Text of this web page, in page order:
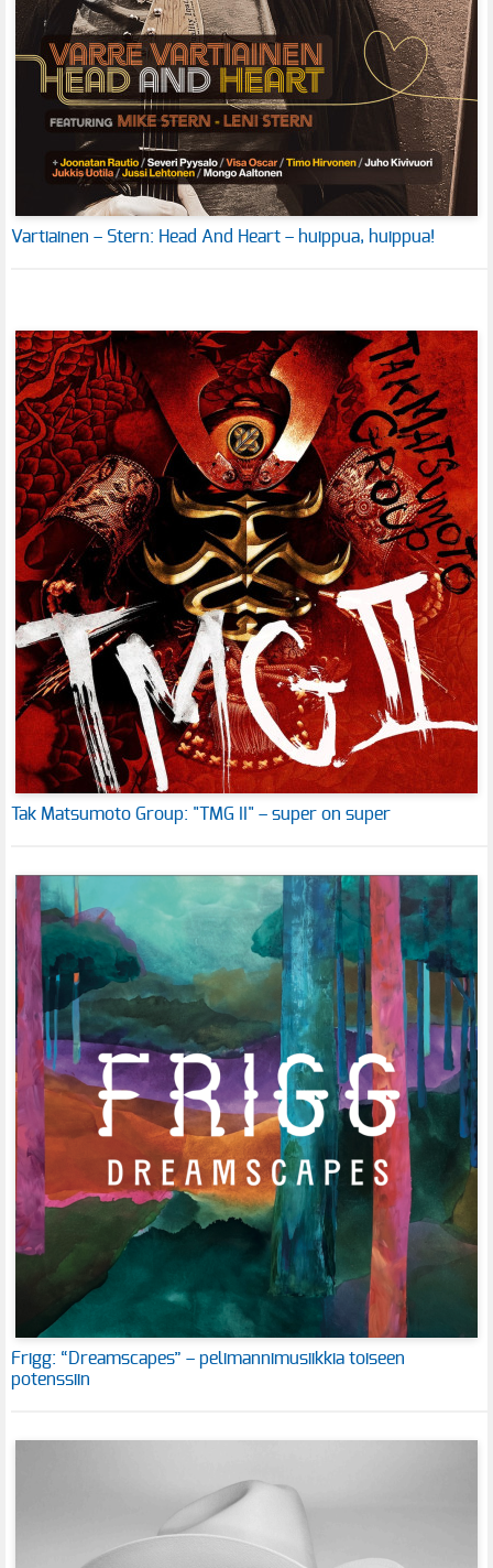
Vartiainen – Stern: Head And Heart – huippua, huippua!
Tak Matsumoto Group: "TMG II" – super on super
Frigg: “Dreamscapes” – pelimannimusiikkia toiseen
potenssiin